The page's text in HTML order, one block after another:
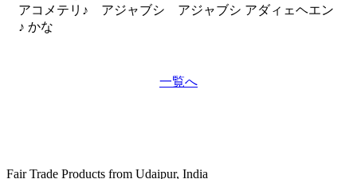
アコメテリ♪ アジャブシ アジャブシ アダィェヘエン
♪ かな
一覧へ
Fair Trade Products from Udaipur, India